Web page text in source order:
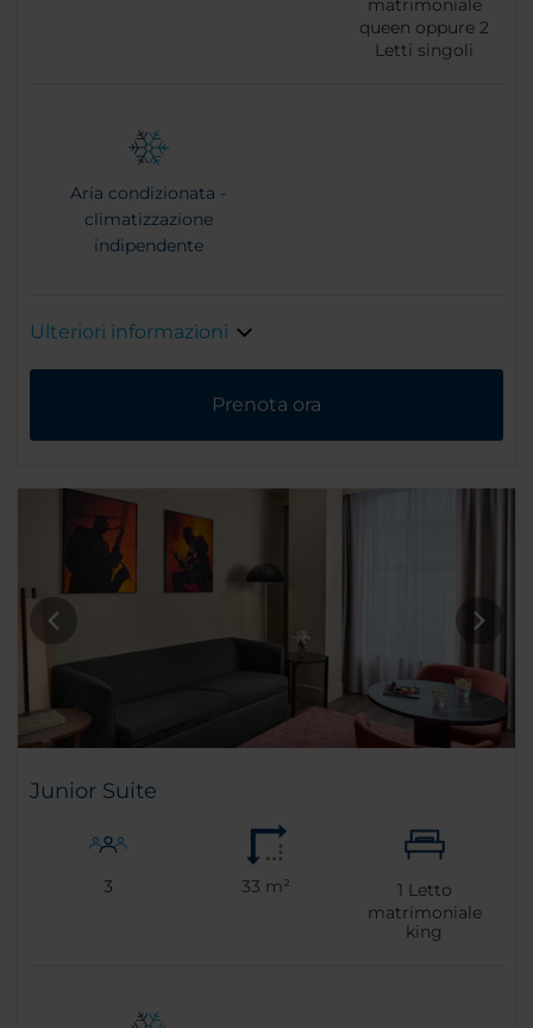
matrimoniale
queen oppure2
Letti singoli
Aria condizionata -
climatizzazione
indipendente
Ulteriori informazioni
Prenota ora
Junior Suite
3 33 m² 1 Letto
matrimoniale
king